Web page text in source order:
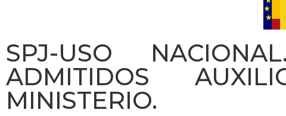
SPJ-USO
ADMITIDOS
MINISTERIO.